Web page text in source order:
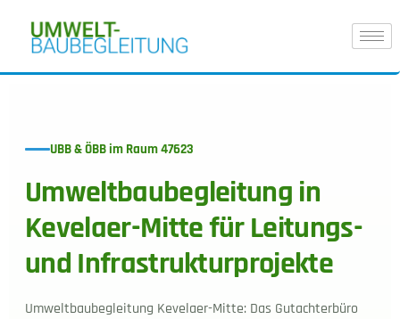
UBB & ÖBB im Raum 47623
Umweltbaubegleitung in
Kevelaer-Mitte für Leitungs-
und Infrastrukturprojekte
Umweltbaubegleitung Kevelaer-Mitte: Das Gutachterbüro